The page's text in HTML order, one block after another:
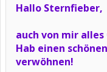
Hallo Sternfieber,
auch von mir
Hab einen
verwöhnen!